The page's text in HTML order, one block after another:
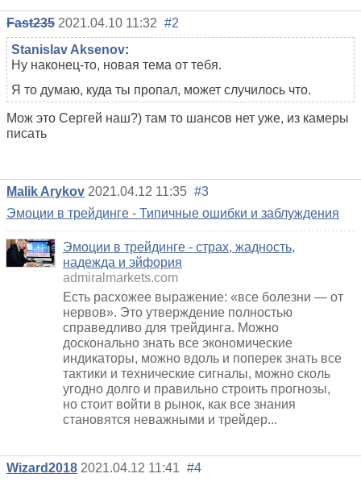
Fast235 2021.04.10 11:32 #2
Stanislav Aksenov:
Ну наконец-то, новая тема от тебя.
Я то думаю, куда ты пропал, может случилось что.
Мож это Сергей наш?) там то шансов нет уже, из камеры
писать
Malik Arykov 2021.04.12 11:35 #3
Эмоции в трейдинге - Типичные ошибки и заблуждения
Эмоции в трейдинге - страх, жадность,
надежда и эйфория
admiralmarkets.com
Есть расхожее выражение: «все болезни — от
нервов». Это утверждение полностью
справедливо для трейдинга. Можно
досконально знать все экономические
индикаторы, можно вдоль и поперек знать все
тактики и технические сигналы, можно сколь
угодно долго и правильно строить прогнозы,
но стоит войти в рынок, как все знания
становятся неважными и трейдер...
Wizard2018 2021.04.12 11:41 #4